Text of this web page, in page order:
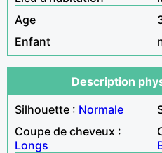
Age
Enfant
Description
Silhouette : Normale
Coupe de cheveux :
Longs